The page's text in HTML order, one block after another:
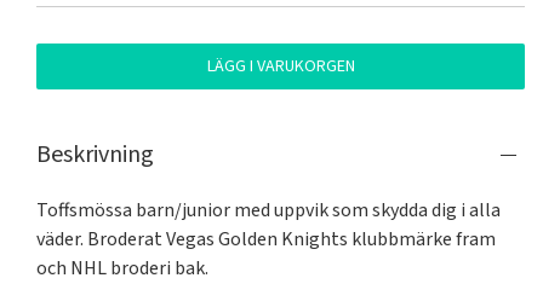
LÄGG I VARUKORGEN
Beskrivning
Toffsmössa barn/junior med uppvik som skydda dig i alla
väder. Broderat Vegas Golden Knights klubbmärke fram
och NHL broderi bak.